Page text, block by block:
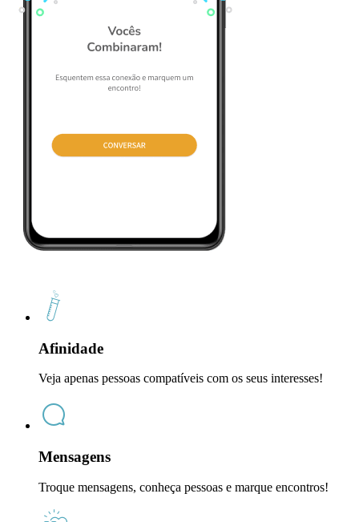
Afinidade
Veja apenas pessoas compatíveis com os seus interesses!
Mensagens
Troque mensagens, conheça pessoas e marque encontros!